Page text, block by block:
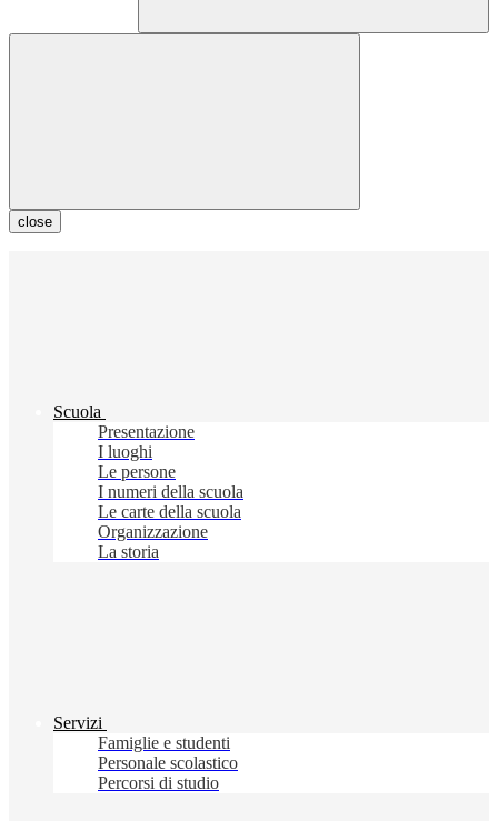
close
Scuola
Presentazione
I luoghi
Le persone
I numeri della scuola
Le carte della scuola
Organizzazione
La storia
Servizi
Famiglie e studenti
Personale scolastico
Percorsi di studio